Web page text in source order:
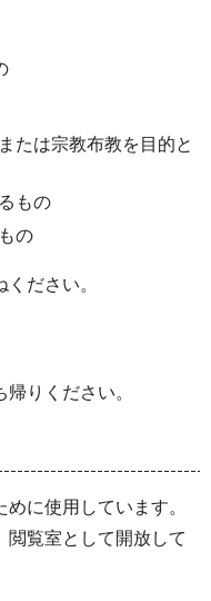
たは宗教布教を目的と
もの
の
ださい。
りください。
に使用しています。
閲覧室として開放して